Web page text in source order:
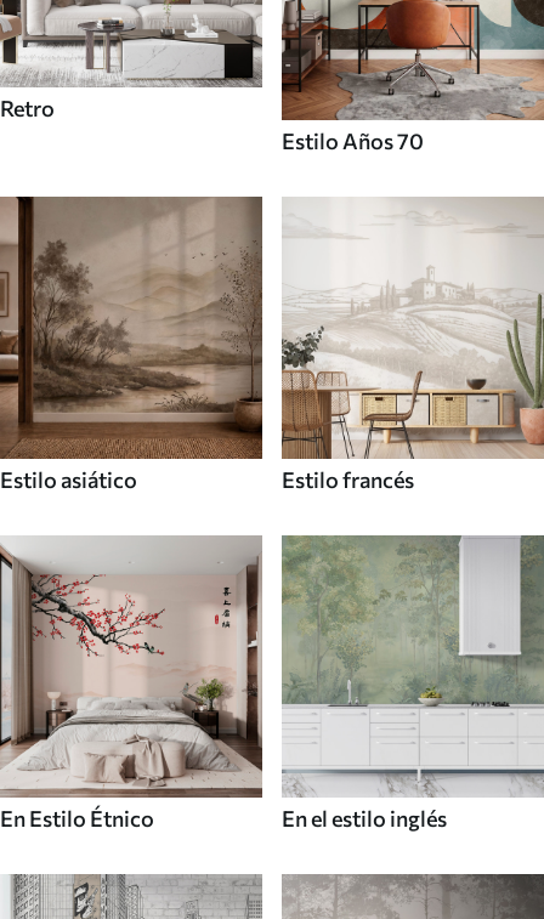
Retro
Estilo Años 70
Estilo asiático Estilo francés
En Estilo Étnico En el estilo inglés